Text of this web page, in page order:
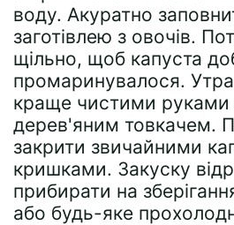
воду. Акуратно
заготівлею з овочів.
щільно, щоб капуста
промаринувалося.
краще чистими руками
дерев'яним товкачем.
закрити звичайними
кришками. Закуску
прибирати на
або будь-яке